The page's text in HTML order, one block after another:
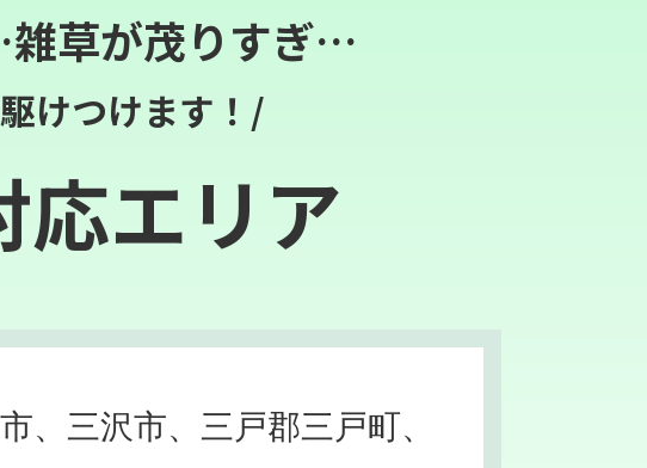
草が茂りすぎ…
けつけます！/
応エリア
、三沢市、三戸郡三戸町、